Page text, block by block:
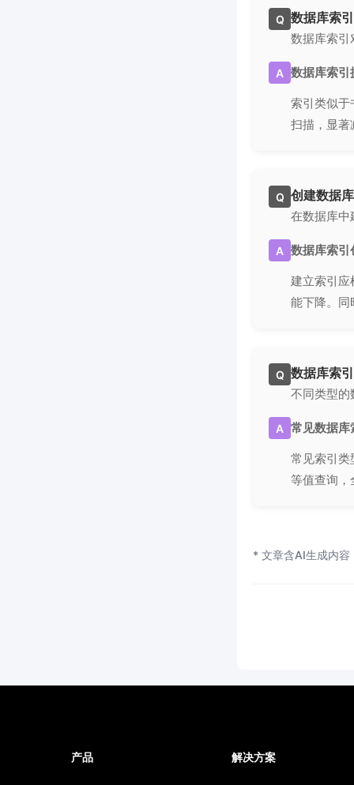
Q 数据库索
数据库索引
A 数据库索引
索引类似于
扫描，显著
Q 创建数据
在数据库中
A 数据库索引
建立索引应
能下降。同
Q 数据库索
不同类型的
A 常见数据库
常见索引类
等值查询，
* 文章含AI生成内容
产品 解决方案